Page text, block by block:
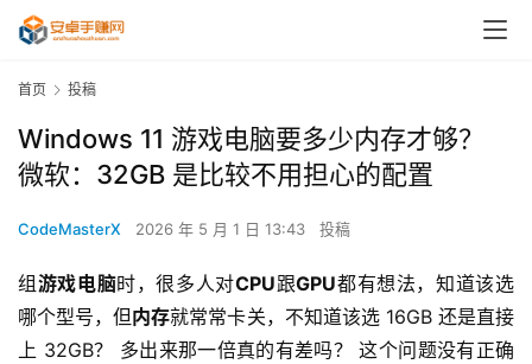
首页 投稿
Windows 11 游戏电脑要多少内存才够？
微软：32GB 是比较不用担心的配置
CodeMasterX 2026 年 5 月 1 日 13:43 投稿
组 游戏电脑时，很多人对CPU跟GPU都有想法，知道该选
哪个型号，但内存就常常卡关，不知道该选 16GB 还是直接
上 32GB？ 多出来那一倍真的有差吗？ 这个问题没有正确